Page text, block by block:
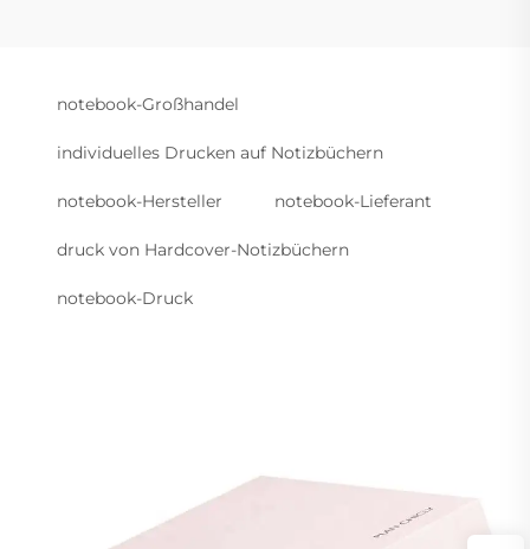
notebook-Großhandel
individuelles Drucken auf Notizbüchern
notebook-Hersteller notebook-Lieferant
druck von Hardcover-Notizbüchern
notebook-Druck